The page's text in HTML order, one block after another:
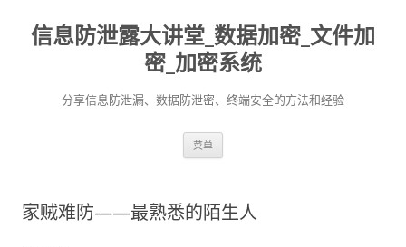
信息防泄露大讲堂_数据加密_文件加
密_加密系统
分享信息防泄漏、数据防泄密、终端安全的方法和经验
菜单
家贼难防——最熟悉的陌生人